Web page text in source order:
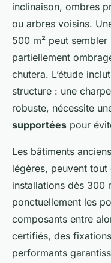
inclinaison, ombres
ou arbres voisins.
500 m² peut
partiellement
chutera. L’étude
structure : une
robuste, nécessite
supportées pour
Les bâtiments
légères, peuvent
installations dès 300
ponctuellement les
composants entre
certifiés, des
performants